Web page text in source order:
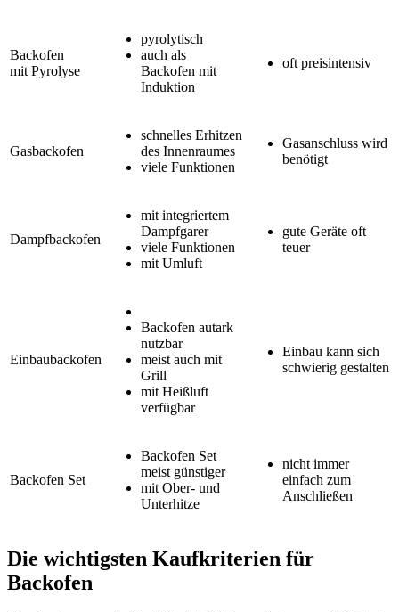
Backofen
mit Pyrolyse
pyrolytisch
auch als
Backofen mit
Induktion
oft preisintensiv
Gasbackofen
schnelles Erhitzen
des Innenraumes
viele Funktionen
Gasanschluss wird
benötigt
Dampfbackofen
mit integriertem
Dampfgarer
viele Funktionen
mit Umluft
gute Geräte oft
teuer
Einbaubackofen
Backofen autark
nutzbar
meist auch mit
Grill
mit Heißluft
verfügbar
Einbau kann sich
schwierig gestalten
Backofen Set
Backofen Set
meist günstiger
mit Ober- und
Unterhitze
nicht immer
einfach zum
Anschließen
Die wichtigsten Kaufkriterien für
Backofen